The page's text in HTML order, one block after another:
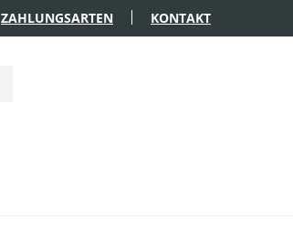
ZAHLUNGSARTEN KONTAKT